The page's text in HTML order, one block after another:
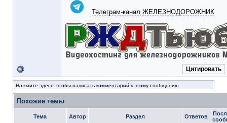
Телеграм-канал ЖЕЛЕЗНОДОРОЖНИК
Цитировать
Нажмите здесь, чтобы написать комментарий к этому сообщению
Похожие темы
Тема Автор Раздел Ответов